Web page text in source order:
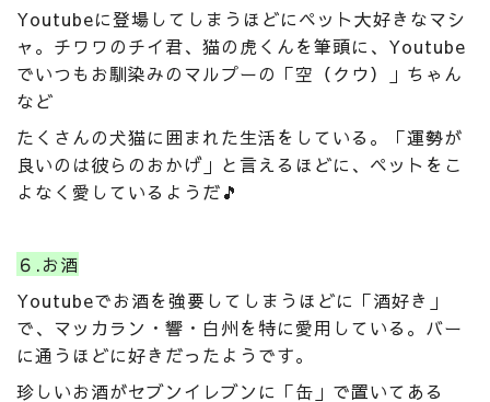
Youtubeに登場してしまうほどにペット大好きなマシ
ャ。チワワのチイ君、猫の虎くんを筆頭に、Youtube
でいつもお馴染みのマルプーの「空（クウ）」ちゃん
など
たくさんの犬猫に囲まれた生活をしている。「運勢が
良いのは彼らのおかげ」と言えるほどに、ペットをこ
よなく愛しているようだ🎵
６.お酒
Youtubeでお酒を強要してしまうほどに「酒好き」
で、マッカラン・響・白州を特に愛用している。バー
に通うほどに好きだったようです。
珍しいお酒がセブンイレブンに「缶」で置いてある